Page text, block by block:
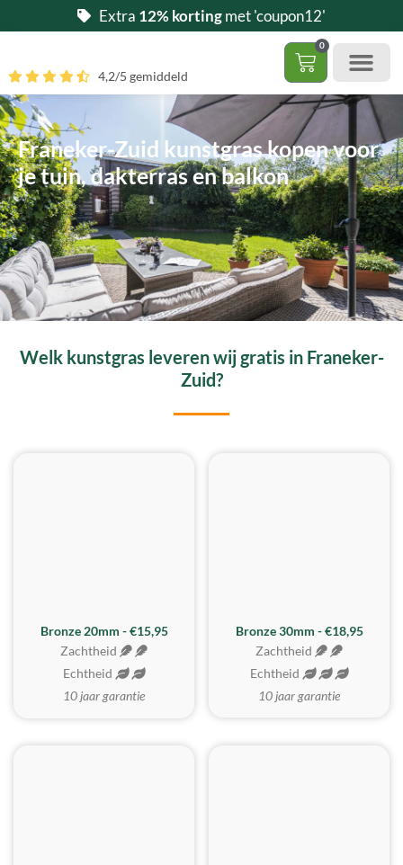
naar
inhoud
Extra 12% kortingmet 'coupon12'
0
4,2/5 gemiddeld
Franeker-Zuid kunstgras kopen voor
je tuin, dakterras en balkon
Welk kunstgras leveren wij gratis in Franeker-
Zuid?
Bronze 20mm - €15,95
Zachtheid
Echtheid
10 jaar garantie
BESTE KOOP
Bronze 30mm - €18,95
Zachtheid
Echtheid
10 jaar garantie